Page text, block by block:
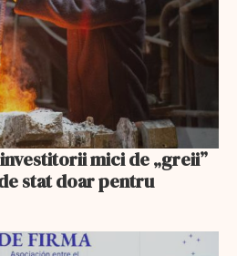
mici de „greii”
stat doar pentru